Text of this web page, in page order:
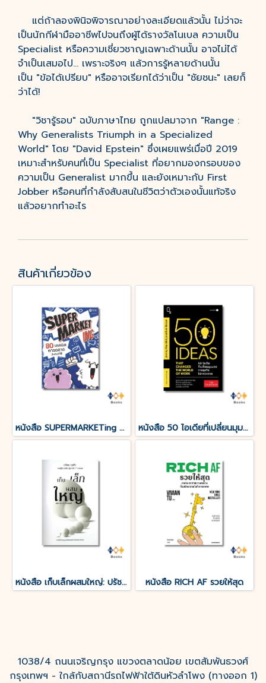
แต่ถ้าลองพินิจพิจารณาอย่างละเอียดแล้วนั้น ไม่ว่าจะ
เป็นนักกีฬามืออาชีพไปจนถึงผู้ได้รางวัลโนเบล ความเป็น
Specialist หรือความเชี่ยวชาญเฉพาะด้านนั้น อาจไม่ได้
จำเป็นเสมอไป… เพราะจริงๆ แล้วการรู้หลายด้านนั้น
เป็น "ข้อได้เปรียบ" หรืออาจเรียกได้ว่าเป็น "ชัยชนะ" เลยก็
ว่าได้!
"วิชารู้รอบ" ฉบับภาษาไทย ถูกแปลมาจาก "Range :
Why Generalists Triumph in a Specialized
World" โดย "David Epstein" ซึ่งเผยแพร่เมื่อปี 2019
เหมาะสำหรับคนที่เป็น Specialist ที่อยากมองกรอบของ
ความเป็น Generalist มากขึ้น และยังเหมาะกับ First
Jobber หรือคนที่กำลังสับสนในชีวิตว่าตัวเองนั้นแท้จริง
แล้วอยากทำอะไร
สินค้าเกี่ยวข้อง
หนังสือ SUPERMARKETing 80 เทคนิคการตลาดสะดวกใช้ (ปกแข็ง) หนังสือ 50 ไอเดียที่เปลี่ยนมุมมองทางธุรกิจไปตลอดกาล
หนังสือ เก็บเล็กผสมใหญ่: ปรัชญาธุรกิจ จากผู้ล้มลุกเรียนรู้มากว่า 7 ทศวรรษ หนังสือ RICH AF รวยให้สุด
1038/4 ถนนเจริญกรุง แขวงตลาดน้อย เขตสัมพันธวงศ์
กรุงเทพฯ - ใกล้กับสถานีรถไฟฟ้าใต้ดินหัวลำโพง (ทางออก 1)